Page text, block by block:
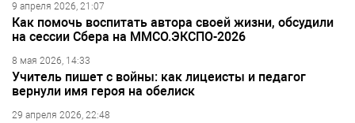
9 апреля 2026, 21:07
Как помочь воспитать автора своей жизни, обсудили
на сессии Сбера на ММСО.ЭКСПО-2026
8 мая 2026, 14:33
Учитель пишет с войны: как лицеисты и педагог
вернули имя героя на обелиск
29 апреля 2026, 22:48